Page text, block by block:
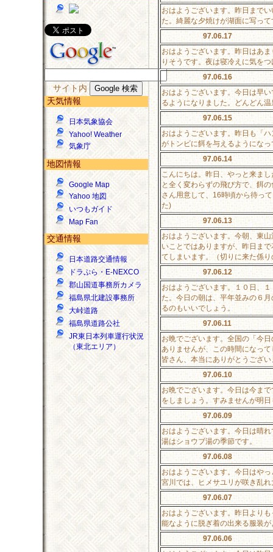
サイト内
天気情報
日本気象協会
Yahoo! Weather
気象庁
地図情報
Google Map
Yahoo 地図
いつもガイド
Map Fan
交通情報
日本道路交通情報
ドラぷら・E-NEXCO
郡山国道事務所カメラ
福島県北建設事務所
大峠道路
福島県道路公社
JR東日本列車運行状況
（東北エリア）
おはようございます。昨日まで
た。綺麗な夕焼けが湖面に写っ
97.06.17
おはようございます。昨日はあ
りそうです。夜は寝冷えに気を
97.06.16
おはようございます。今日は早
るようになりました。どんどん
97.06.15
おはようございます。昨日も「
がトンビに餌を与えるようにな
97.06.14
こんにちは。昨日、やっと来ま
と全く変わらずの飛び方で、餌
さん用意して、16時頃から待っ
た)
97.06.13
おはようございます。今朝、東
いことではありますが、昨日ま
てしまいます。（切りに来た係
97.06.12
おはようございます。１０日、
た。今日の朝は、平年並みの６
るのもいいでしょう。
97.06.11
お晩でございます。全国の「今
ありませんが、この時間になっ
皆さん、本当にありがとうござ
97.06.10
お晩でございます。今日は今ま
をしましょう。すみませんが明
97.06.09
おはようございます。今日は晴
湯はショウブ湯の季節です。
97.06.08
おはようございます。今日はや
宮川では、ヒメサユリが咲き乱
97.06.07
おはようございます。昨日より
能なように脱ぎ着の出来る服装
97.06.06